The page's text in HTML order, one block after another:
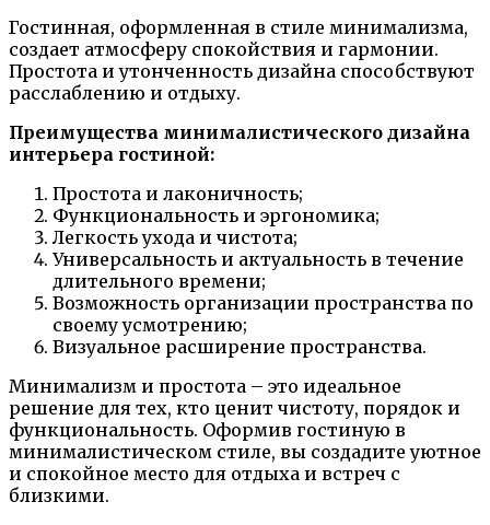
Гостинная, оформленная в стиле минимализма,
создает атмосферу спокойствия и гармонии.
Простота и утонченность дизайна способствуют
расслаблению и отдыху.
Преимущества минималистического дизайна
интерьера гостиной:
Простота и лаконичность;
Функциональность и эргономика;
Легкость ухода и чистота;
Универсальность и актуальность в течение
длительного времени;
Возможность организации пространства по
своему усмотрению;
Визуальное расширение пространства.
Минимализм и простота – это идеальное
решение для тех, кто ценит чистоту, порядок и
функциональность. Оформив гостиную в
минималистическом стиле, вы создадите уютное
и спокойное место для отдыха и встреч с
близкими.